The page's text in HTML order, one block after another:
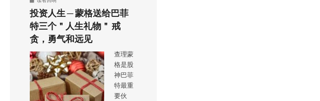
投资人生 ─ 蒙格送给巴菲
特三个＂人生礼物＂ 戒
贪，勇气和远见
查理蒙
格是股
神巴菲
特最重
要伙